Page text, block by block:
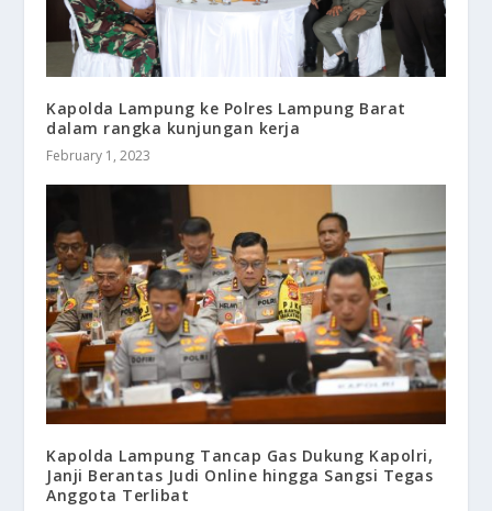
Kapolda Lampung ke Polres Lampung Barat
dalam rangka kunjungan kerja
February 1, 2023
Kapolda Lampung Tancap Gas Dukung Kapolri,
Janji Berantas Judi Online hingga Sangsi Tegas
Anggota Terlibat